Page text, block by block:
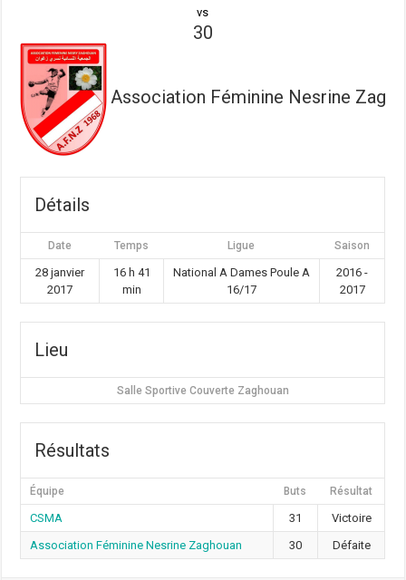
vs
30
Association Féminine Nesrine
Détails
Date Temps Ligue Saison
28 janvier
2017
16 h 41
min
National A Dames Poule A
16/17
2016 -
2017
Lieu
Salle Sportive Couverte Zaghouan
Résultats
Équipe Buts Résultat
CSMA 31
Victoire
Association Féminine Nesrine Zaghouan
30 Défaite